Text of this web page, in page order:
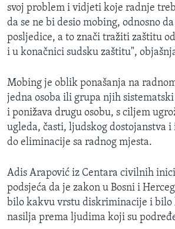
svoj problem i vidjeti koje radnje
da se ne bi desio mobing, odnosno
posljedice, a to znači tražiti zaštitu
i u konačnici sudsku zaštitu",
Mobing je oblik ponašanja na
jedna osoba ili grupa njih
i ponižava drugu osobu, s ciljem
ugleda, časti, ljudskog dostojanstva
do eliminacije sa radnog mjesta.
Adis Arapović iz Centara civilnih
podsjeća da je zakon u Bosni i
bilo kakvu vrstu diskriminacije i bilo
nasilja prema ljudima koji su